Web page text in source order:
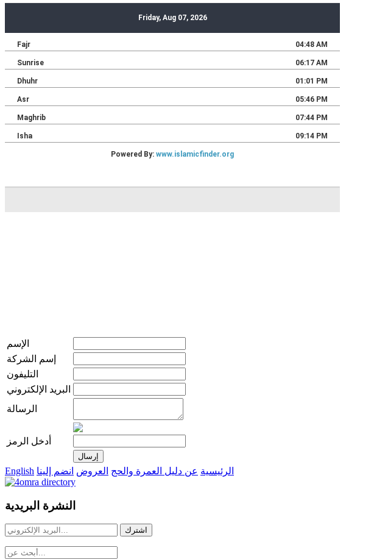
الإسم
إسم الشركة
التليفون
البريد الإلكتروني
الرسالة
أدخل الرمز
live
casinos
online
livedealercasino.online
English الرئيسية عن دليل العمرة والحج العروض انضم إلينا
النشرة البريدية